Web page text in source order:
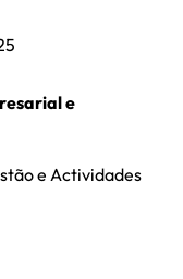
e
e Actividades